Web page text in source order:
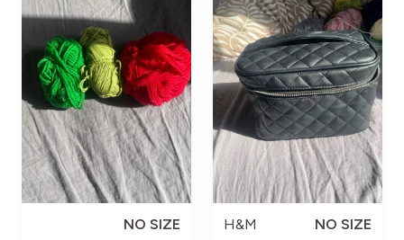
NO SIZE
H&M
NO SIZE